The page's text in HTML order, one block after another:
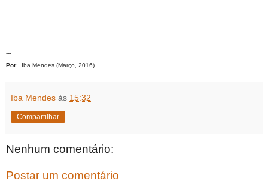
---
Por: Iba Mendes (Março, 2016)
Iba Mendes às 15:32
Compartilhar
Nenhum comentário:
Postar um comentário